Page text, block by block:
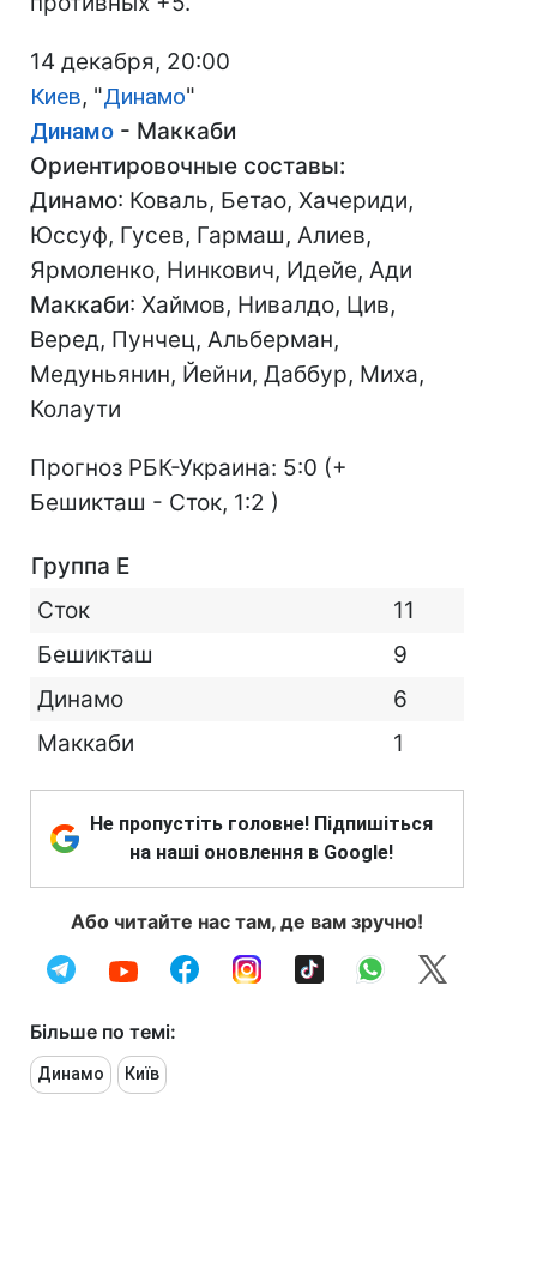
14 декабря, 20:00
Киев, "Динамо"
Динамо - Маккаби
Ориентировочные составы:
Динамо: Коваль, Бетао, Хачериди,
Юссуф, Гусев, Гармаш, Алиев,
Ярмоленко, Нинкович, Идейе, Ади
Маккаби: Хаймов, Нивалдо, Цив,
Веред, Пунчец, Альберман,
Медуньянин, Йейни, Даббур, Миха,
Колаути
Прогноз РБК-Украина: 5:0 (+
Бешикташ - Сток, 1:2 )
Группа E
Сток
11
Бешикташ
9
Динамо
6
Маккаби
1
Не пропустіть головне! Підпишіться
на наші оновлення в Google!
Або читайте нас там, де вам зручно!
Більше по темі:
Динамо Київ